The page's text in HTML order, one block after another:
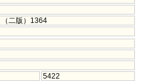
（二版）1364
5422